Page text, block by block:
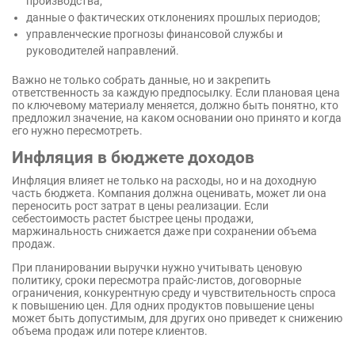
данные о фактических отклонениях прошлых периодов;
управленческие прогнозы финансовой службы и
руководителей направлений.
Важно не только собрать данные, но и закрепить
ответственность за каждую предпосылку. Если плановая цена
по ключевому материалу меняется, должно быть понятно, кто
предложил значение, на каком основании оно принято и когда
его нужно пересмотреть.
Инфляция в бюджете доходов
Инфляция влияет не только на расходы, но и на доходную
часть бюджета. Компания должна оценивать, может ли она
переносить рост затрат в цены реализации. Если
себестоимость растет быстрее цены продажи,
маржинальность снижается даже при сохранении объема
продаж.
При планировании выручки нужно учитывать ценовую
политику, сроки пересмотра прайс-листов, договорные
ограничения, конкурентную среду и чувствительность спроса
к повышению цен. Для одних продуктов повышение цены
может быть допустимым, для других оно приведет к снижению
объема продаж или потере клиентов.